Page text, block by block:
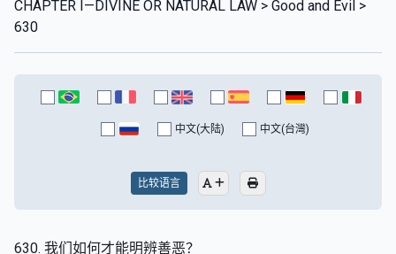
CHAPTER I—DIVINE OR NATURAL LAW > Good and Evil >
630
中文(大陆) 中文(台灣)
比较语言
630. 我们如何才能明辨善恶？